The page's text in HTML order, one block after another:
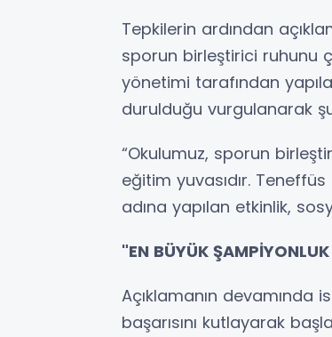
Tepkilerin ardından
sporun birleştirici ruhunu
yönetimi tarafından
durulduğu vurgulanarak
“Okulumuz, sporun
eğitim yuvasıdır.
adına yapılan etkinlik,
"EN BÜYÜK
Açıklamanın devamında
başarısını kutlayarak